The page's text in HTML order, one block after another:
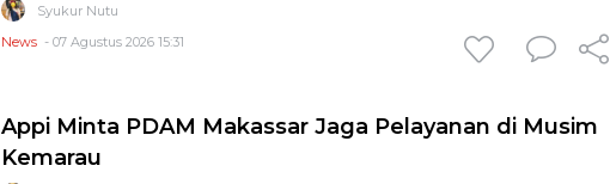
Syukur Nutu
News - 07 Agustus 2026 15:31
Appi Minta PDAM Makassar Jaga Pelayanan di Musim
Kemarau